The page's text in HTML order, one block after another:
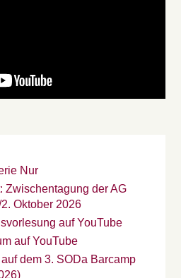
Nur
Zwischentagung der AG
Oktober 2026
auf YouTube
auf YouTube
dem 3. SODa Barcamp